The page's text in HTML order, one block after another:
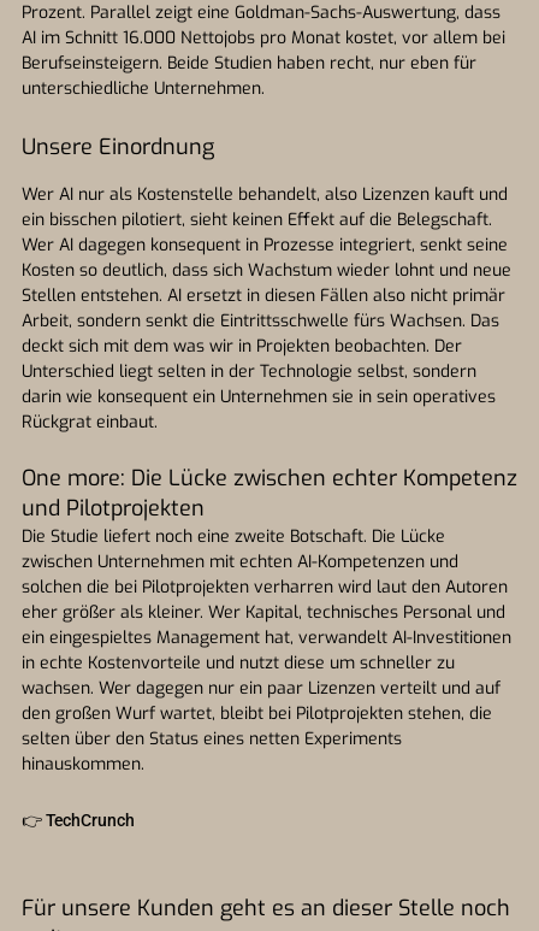
Prozent. Parallel zeigt eine Goldman-Sachs-Auswertung, dass
AI im Schnitt 16.000 Nettojobs pro Monat kostet, vor allem bei
Berufseinsteigern. Beide Studien haben recht, nur eben für
unterschiedliche Unternehmen.
Unsere Einordnung
Wer AI nur als Kostenstelle behandelt, also Lizenzen kauft und
ein bisschen pilotiert, sieht keinen Effekt auf die Belegschaft.
Wer AI dagegen konsequent in Prozesse integriert, senkt seine
Kosten so deutlich, dass sich Wachstum wieder lohnt und neue
Stellen entstehen. AI ersetzt in diesen Fällen also nicht primär
Arbeit, sondern senkt die Eintrittsschwelle fürs Wachsen. Das
deckt sich mit dem was wir in Projekten beobachten. Der
Unterschied liegt selten in der Technologie selbst, sondern
darin wie konsequent ein Unternehmen sie in sein operatives
Rückgrat einbaut.
One more: Die Lücke zwischen echter Kompetenz
und Pilotprojekten
Die Studie liefert noch eine zweite Botschaft. Die Lücke
zwischen Unternehmen mit echten AI-Kompetenzen und
solchen die bei Pilotprojekten verharren wird laut den Autoren
eher größer als kleiner. Wer Kapital, technisches Personal und
ein eingespieltes Management hat, verwandelt AI-Investitionen
in echte Kostenvorteile und nutzt diese um schneller zu
wachsen. Wer dagegen nur ein paar Lizenzen verteilt und auf
den großen Wurf wartet, bleibt bei Pilotprojekten stehen, die
selten über den Status eines netten Experiments
hinauskommen.
👉TechCrunch
Für unsere Kunden geht es an dieser Stelle noch